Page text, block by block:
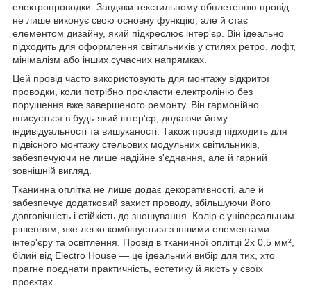
електропроводки. Завдяки текстильному обплетенню провід
не лише виконує свою основну функцію, але й стає
елементом дизайну, який підкреслює інтер'єр. Він ідеально
підходить для оформлення світильників у стилях ретро, лофт,
мінімалізм або інших сучасних напрямках.
Цей провід часто використовують для монтажу відкритої
проводки, коли потрібно прокласти електролінію без
порушення вже завершеного ремонту. Він гармонійно
вписується в будь-який інтер'єр, додаючи йому
індивідуальності та вишуканості. Також провід підходить для
підвісного монтажу стельових модульних світильників,
забезпечуючи не лише надійне з'єднання, але й гарний
зовнішній вигляд.
Тканинна оплітка не лише додає декоративності, але й
забезпечує додатковий захист проводу, збільшуючи його
довговічність і стійкість до зношування. Колір є універсальним
рішенням, яке легко комбінується з іншими елементами
інтер'єру та освітлення. Провід в тканинної оплітці 2х 0,5 мм²,
білий від Electro House — це ідеальний вибір для тих, хто
прагне поєднати практичність, естетику й якість у своїх
проєктах.